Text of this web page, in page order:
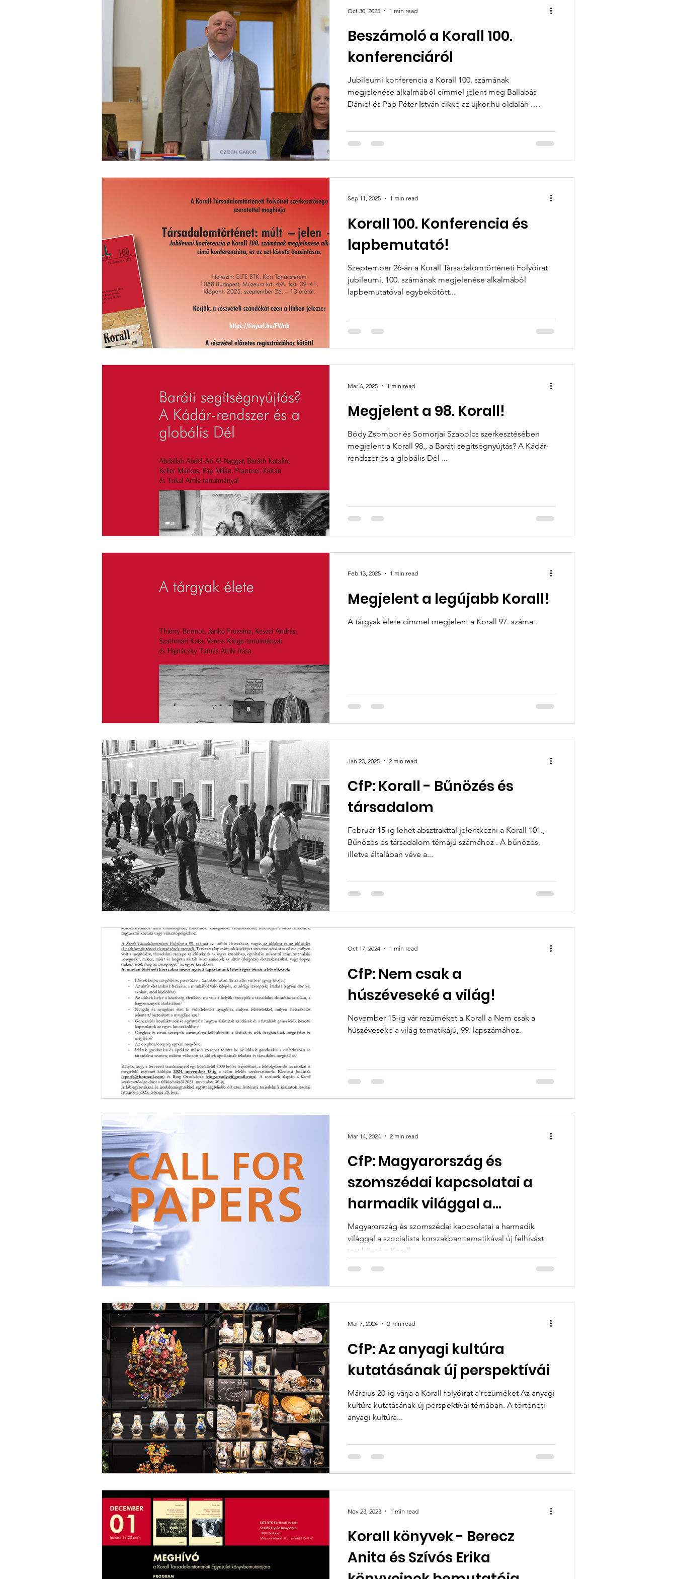
Beszámoló a Korall 100.
konferenciáról
Jubileumi konferencia a Korall 100. számának
megjelenése alkalmából címmel jelent meg Ballabás
Dániel és Pap Péter István cikke az ujkor.hu oldalán .
elhallgatás tematikájú 2025. évi konferenciája után a hazai
nem egy több napos tematikus tanácskozás, hanem a
hazai társadalomtörténet-írás immáron negyed
Oct 30, 2025 1 min read
Korall 100. Konferencia és
lapbemutató!
Szeptember 26-án a Korall Társadalomtörténeti Folyóirat
jubileumi, 100. számának megjelenése alkalmából
lapbemutatóval egybekötött...
Sep 11, 2025 1 min read
Megjelent a 98. Korall!
Bódy Zsombor és Somorjai Szabolcs szerkesztésében
megjelent a Korall 98., a Baráti segítségnyújtás? A Kádár-
rendszer és a globális Dél ...
Mar 6, 2025 1 min read
Megjelent a legújabb Korall!
A tárgyak élete címmel megjelent a Korall 97. száma .
Feb 13, 2025 1 min read
CfP: Korall - Bűnözés és
társadalom
Február 15-ig lehet absztrakttal jelentkezni a Korall 101.,
Bűnözés és társadalom témájú számához . A bűnözés,
illetve általában véve a...
Jan 23, 2025 2 min read
CfP: Nem csak a
húszéveseké a világ!
November 15-ig vár rezüméket a Korall a Nem csak a
húszéveseké a világ tematikájú, 99. lapszámához.
Oct 17, 2024 1 min read
CfP: Magyarország és
szomszédai kapcsolatai a
harmadik világgal a
szocialista korszakban
Magyarország és szomszédai kapcsolatai a harmadik
világgal a szocialista korszakban tematikával új felhívást
tett közzé a Korall...
Mar 14, 2024 2 min read
CfP: Az anyagi kultúra
kutatásának új perspektívái
Március 20-ig várja a Korall folyóirat a rezüméket Az anyagi
kultúra kutatásának új perspektívái témában. A történeti
anyagi kultúra...
Mar 7, 2024 2 min read
Korall könyvek - Berecz
Anita és Szívós Erika
Nov 23, 2023 1 min read